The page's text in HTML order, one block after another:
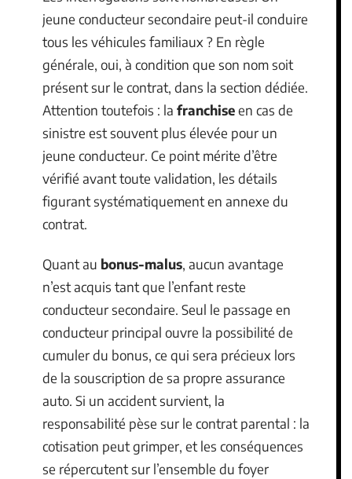
jeune conducteur secondaire peut-il conduire
tous les véhicules familiaux ? En règle
générale, oui, à condition que son nom soit
présent sur le contrat, dans la section dédiée.
Attention toutefois : la franchiseen cas de
sinistre est souvent plus élevée pour un
jeune conducteur. Ce point mérite d’être
vérifié avant toute validation, les détails
figurant systématiquement en annexe du
contrat.
Quant au bonus-malus, aucun avantage
n’est acquis tant que l’enfant reste
conducteur secondaire. Seul le passage en
conducteur principal ouvre la possibilité de
cumuler du bonus, ce qui sera précieux lors
de la souscription de sa propre assurance
auto. Si un accident survient, la
responsabilité pèse sur le contrat parental : la
cotisation peut grimper, et les conséquences
se répercutent sur l’ensemble du foyer